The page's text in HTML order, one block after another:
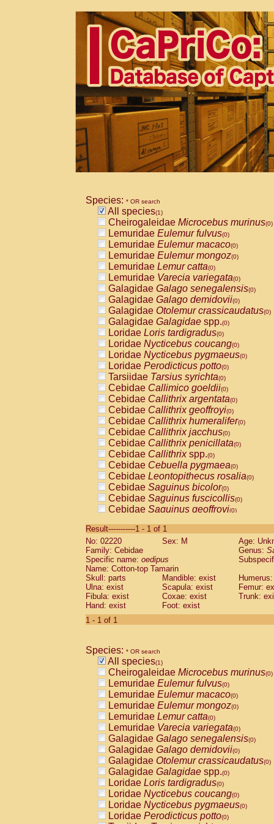
Species: * OR search
All species(1)
Cheirogaleidae Microcebus murinus(0)
Lemuridae Eulemur fulvus(0)
Lemuridae Eulemur macaco(0)
Lemuridae Eulemur mongoz(0)
Lemuridae Lemur catta(0)
Lemuridae Varecia variegata(0)
Galagidae Galago senegalensis(0)
Galagidae Galago demidovii(0)
Galagidae Otolemur crassicaudatus(0)
Galagidae Galagidae spp.(0)
Loridae Loris tardigradus(0)
Loridae Nycticebus coucang(0)
Loridae Nycticebus pygmaeus(0)
Loridae Perodicticus potto(0)
Tarsiidae Tarsius syrichta(0)
Cebidae Callimico goeldii(0)
Cebidae Callithrix argentata(0)
Cebidae Callithrix geoffroyi(0)
Cebidae Callithrix humeralifer(0)
Cebidae Callithrix jacchus(0)
Cebidae Callithrix penicillata(0)
Cebidae Callithrixspp.(0)
Cebidae Cebuella pygmaea(0)
Cebidae Leontopithecus rosalia(0)
Cebidae Saguinus bicolor(0)
Cebidae Saguinus fuscicollis(0)
Cebidae Saguinus geoffroyi(0)
CebidaeSaguinus labiatus(0)
Cebidae Saguinus leucopus (0)
Cebidae
CebidaeSaguinus mystax
Cebidae Saguinus nigricollis (0)
Cebidae Saguinus oedipus
Cebidae Saguinus weddelli
Cebidae Saguinusspp.
Cebidae
CebidaeCebus capucinus
CebidaeCebus nigrivittatus
CebidaeCebus spp.(0)
CebidaeSaimiri boliviensis(0)
CebidaeSaimiri sciureus(0)
AtelidaeAlouatta caraya(0)
AtelidaeAlouatta fusca(0)
AtelidaeAlouatta seniculus(0)
AtelidaeAlouattaspp.(0)
AtelidaeAteles belzebuth(0)
AtelidaeAteles geoffroyi(0)
AtelidaeAteles paniscus(0)
AtelidaeAtelesspp.(0)
AtelidaeLagothrix lagothricha(0)
AtelidaeLagothrix lagothricha cana
PitheciidaeCacajao calvus
Result-----------1 - 1 of 1
No: 02220
Sex: M
Age:
Family: Cebidae
Genus:
Specific name: oedipus
Name: Cotton-top Tamarin
Skull: parts
Mandible: exist
Ulna: exist
Scapula: exist
Femur:
Fibula: exist
Coxae: exist
Trunk:
Hand: exist
Foot: exist
1 - 1 of 1
Species: * OR search
All species(1)
Cheirogaleidae Microcebus murinus(0)
Lemuridae Eulemur fulvus(0)
Lemuridae Eulemur macaco(0)
Lemuridae Eulemur mongoz(0)
Lemuridae Lemur catta(0)
Lemuridae Varecia variegata(0)
Galagidae Galago senegalensis(0)
Galagidae Galago demidovii(0)
Galagidae Otolemur crassicaudatus(0)
Galagidae Galagidae spp.(0)
Loridae Loris tardigradus(0)
Loridae Nycticebus coucang(0)
Loridae Nycticebus pygmaeus(0)
Loridae Perodicticus potto(0)